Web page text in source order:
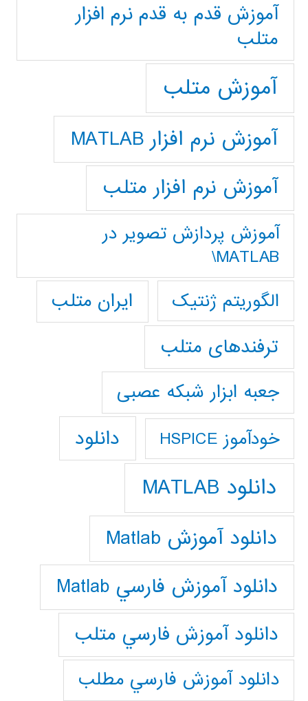
آموزش قدم به قدم نرم افزار
متلب
آموزش متلب
آموزش نرم افزار MATLAB
آموزش نرم افزار متلب
آموزش پردازش تصوير در
MATLAB\
الگوریتم ژنتیک
ایران متلب
ترفندهای متلب
جعبه ابزار شبکه عصبی
خودآموز HSPICE دانلود
دانلود MATLAB
دانلود آموزش Matlab
دانلود آموزش فارسي Matlab
دانلود آموزش فارسي متلب
دانلود آموزش فارسي مطلب